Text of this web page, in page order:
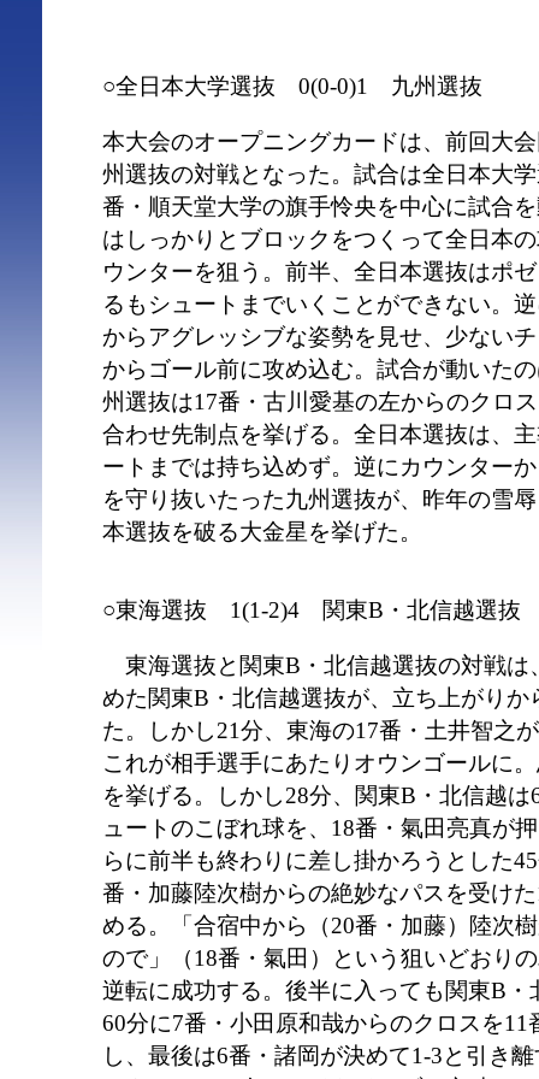
○全日本大学選抜 0(0-0)1 九州選抜
本大会のオープニングカードは、前回大
州選抜の対戦となった。試合は全日本大
番・順天堂大学の旗手怜央を中心に試合
はしっかりとブロックをつくって全日本
ウンターを狙う。前半、全日本選抜はポ
るもシュートまでいくことができない。
からアグレッシブな姿勢を見せ、少ない
からゴール前に攻め込む。試合が動いた
州選抜は17番・古川愛基の左からのクロ
合わせ先制点を挙げる。全日本選抜は、
ートまでは持ち込めず。逆にカウンター
を守り抜いたった九州選抜が、昨年の雪
本選抜を破る大金星を挙げた。
○東海選抜 1(1-2)4 関東B・北信越選抜
東海選抜と関東B・北信越選抜の対戦は
めた関東B・北信越選抜が、立ち上がり
た。しかし21分、東海の17番・土井智之
これが相手選手にあたりオウンゴールに
を挙げる。しかし28分、関東B・北信越
ュートのこぼれ球を、18番・氣田亮真が
らに前半も終わりに差し掛かろうとした
番・加藤陸次樹からの絶妙なパスを受け
める。「合宿中から（20番・加藤）陸次
ので」（18番・氣田）という狙いどおり
逆転に成功する。後半に入っても関東B
60分に7番・小田原和哉からのクロスを11
し、最後は6番・諸岡が決めて1-3と引き